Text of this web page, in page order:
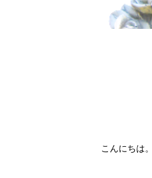
こんにちは。